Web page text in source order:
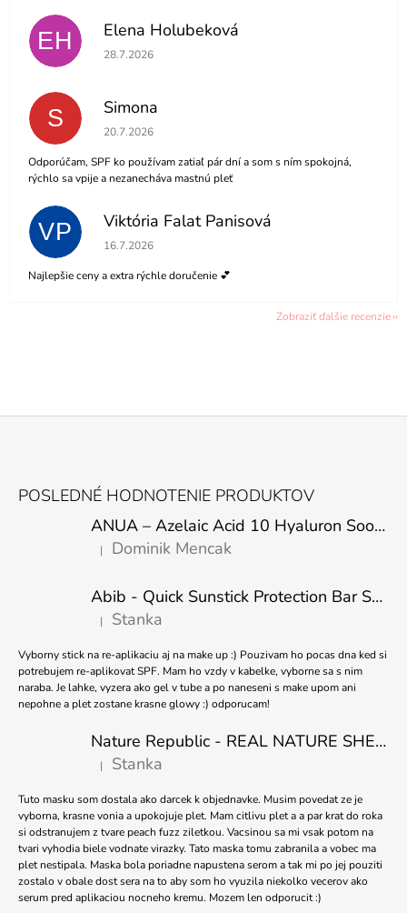
EH Elena Holubeková
Hodnotenie obchodu je 5 z 5 hviezdičiek.
28.7.2026
S Simona
Hodnotenie obchodu je 5 z 5 hviezdičiek.
20.7.2026
Odporúčam, SPF ko používam zatiaľ pár dní a som s ním spokojná,
rýchlo sa vpije a nezanecháva mastnú pleť
VP Viktória Falat Panisová
Hodnotenie obchodu je 5 z 5 hviezdičiek.
16.7.2026
Najlepšie ceny a extra rýchle doručenie 💕
Zobraziť ďalšie recenzie
POSLEDNÉ HODNOTENIE PRODUKTOV
ANUA – Azelaic Acid 10 Hyaluron Soothing Serum – 30 ml
Hodnotenie produktu je 5 z 5 hviezdičiek.
| Dominik Mencak
Abib - Quick Sunstick Protection Bar SPF50+ PA++++ 22g
Hodnotenie produktu je 5 z 5 hviezdičiek.
| Stanka
Vyborny stick na re-aplikaciu aj na make up :) Pouzivam ho pocas dna ked si
potrebujem re-aplikovat SPF. Mam ho vzdy v kabelke, vyborne sa s nim
naraba. Je lahke, vyzera ako gel v tube a po naneseni s make upom ani
nepohne a plet zostane krasne glowy :) odporucam!
Nature Republic - REAL NATURE SHEET MASK TEA TREE 23ml
Hodnotenie produktu je 5 z 5 hviezdičiek.
| Stanka
Tuto masku som dostala ako darcek k objednavke. Musim povedat ze je
vyborna, krasne vonia a upokojuje plet. Mam citlivu plet a a par krat do roka
si odstranujem z tvare peach fuzz ziletkou. Vacsinou sa mi vsak potom na
tvari vyhodia biele vodnate virazky. Tato maska tomu zabranila a vobec ma
plet nestipala. Maska bola poriadne napustena serom a tak mi po jej pouziti
zostalo v obale dost sera na to aby som ho vyuzila niekolko vecerov ako
serum pred aplikaciou nocneho kremu. Mozem len odporucit :)